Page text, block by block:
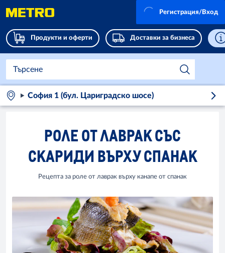
Продукти и оферти Доставки за бизнеса
Регистрация/Вход
София 1 (бул. Цариградско шосе)
РОЛЕ ОТ ЛАВРАК СЪС
СКАРИДИ ВЪРХУ СПАНАК
Рецепта за роле от лаврак върху канапе от спанак